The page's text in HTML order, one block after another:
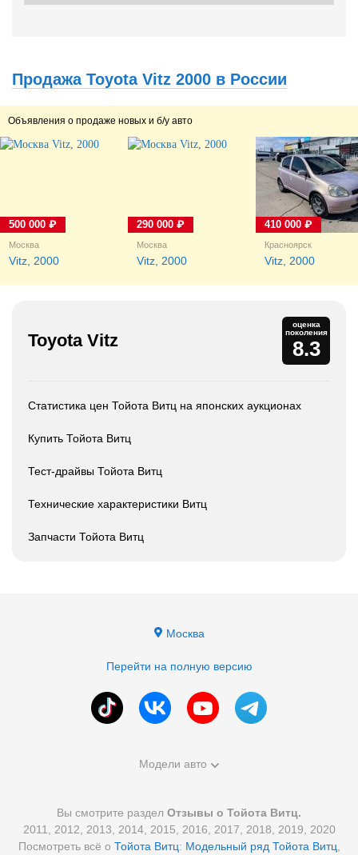
Продажа Toyota Vitz 2000 в России
Объявления о продаже новых и б/у авто
Москва
Vitz, 2000
500 000 ₽
Москва
Vitz, 2000
290 000 ₽
Красноярск
Vitz, 2000
410 000 ₽
Toyota Vitz
оценка
поколения
8.3
Статистика цен Тойота Витц на японских аукционах
Купить Тойота Витц
Тест-драйвы Тойота Витц
Технические характеристики Витц
Запчасти Тойота Витц
Москва
Перейти на полную версию
Модели авто
Вы смотрите раздел Отзывы о Тойота Витц.
2011, 2012, 2013, 2014, 2015, 2016, 2017, 2018, 2019, 2020
Посмотреть всё о Тойота Витц: Модельный ряд Тойота Витц